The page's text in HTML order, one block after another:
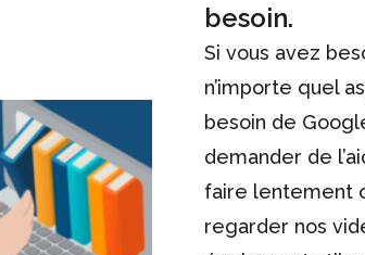
besoin.
Si vous avez
n’importe quel
besoin de
demander de
faire lentement
regarder nos